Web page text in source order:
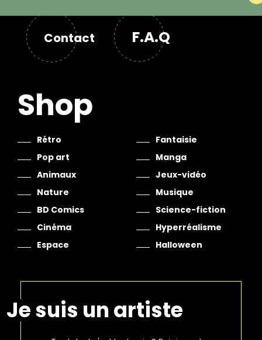
Contact F.A.Q
Shop
Rétro
Pop art
Animaux
Nature
BD Comics
Cinéma
Espace
Fantaisie
Manga
Jeux-vidéo
Musique
Science-fiction
Hyperréalisme
Halloween
Je suis un artiste